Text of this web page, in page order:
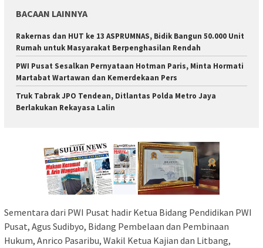
BACAAN LAINNYA
Rakernas dan HUT ke 13 ASPRUMNAS, Bidik Bangun 50.000 Unit
Rumah untuk Masyarakat Berpenghasilan Rendah
PWI Pusat Sesalkan Pernyataan Hotman Paris, Minta Hormati
Martabat Wartawan dan Kemerdekaan Pers
Truk Tabrak JPO Tendean, Ditlantas Polda Metro Jaya
Berlakukan Rekayasa Lalin
Sementara dari PWI Pusat hadir Ketua Bidang Pendidikan PWI
Pusat, Agus Sudibyo, Bidang Pembelaan dan Pembinaan
Hukum, Anrico Pasaribu, Wakil Ketua Kajian dan Litbang,